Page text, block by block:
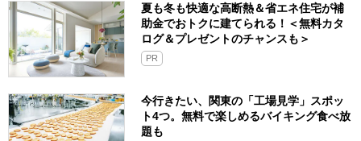
夏も冬も快適な高断熱＆省エネ住宅が補
助金でおトクに建てられる！＜無料カタ
ログ＆プレゼントのチャンスも＞
PR
今行きたい、関東の「工場見学」スポッ
ト4つ。無料で楽しめるバイキング食べ放
題も